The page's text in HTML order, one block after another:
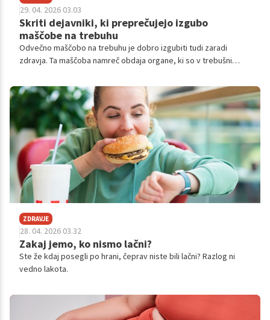
29. 04. 2026 03.03
Skriti dejavniki, ki preprečujejo izgubo
maščobe na trebuhu
Odvečno maščobo na trebuhu je dobro izgubiti tudi zaradi
zdravja. Ta maščoba namreč obdaja organe, ki so v trebušni
tveganje za številne bolezni, tudi bolezni srca. Ste že poskušali
to maščobo izgubiti, a ni šlo? Preverite, ali delate katero od
naslednjih napak.
ZDRAVJE
28. 04. 2026 03.32
Zakaj jemo, ko nismo lačni?
Ste že kdaj posegli po hrani, čeprav niste bili lačni? Razlog ni
vedno lakota.